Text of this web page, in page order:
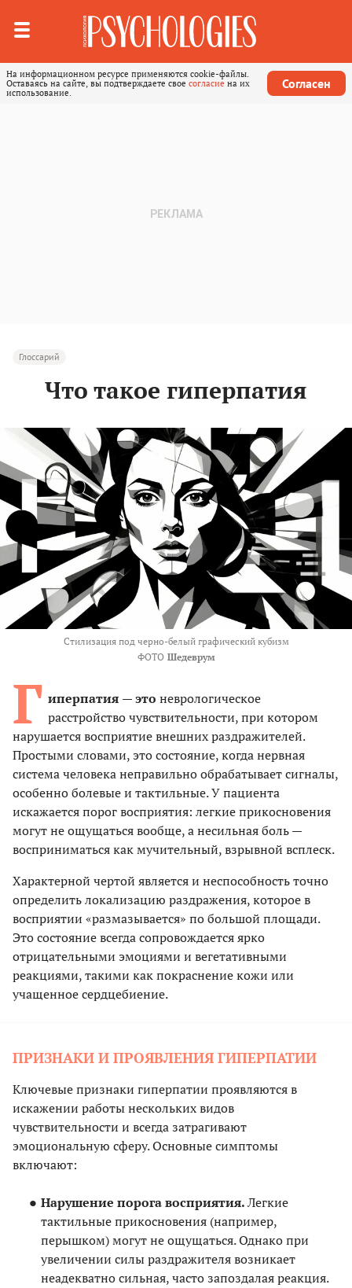
На информационном ресурсе применяются cookie-файлы.
Оставаясь на сайте, вы подтверждаете свое согласие на их
использование.
Согласен
Глоссарий
Что такое гиперпатия
Стилизация под черно-белый графический кубизм
ФОТО Шедеврум
Г иперпатия — это неврологическое
расстройство чувствительности, при котором
нарушается восприятие внешних раздражителей.
Простыми словами, это состояние, когда нервная
система человека неправильно обрабатывает сигналы,
особенно болевые и тактильные. У пациента
искажается порог восприятия: легкие прикосновения
могут не ощущаться вообще, а несильная боль —
восприниматься как мучительный, взрывной всплеск.
Характерной чертой является и неспособность точно
определить локализацию раздражения, которое в
восприятии «размазывается» по большой площади.
Это состояние всегда сопровождается ярко
отрицательными эмоциями и вегетативными
реакциями, такими как покраснение кожи или
учащенное сердцебиение.
ПРИЗНАКИ И ПРОЯВЛЕНИЯ ГИПЕРПАТИИ
Ключевые признаки гиперпатии проявляются в
искажении работы нескольких видов
чувствительности и всегда затрагивают
эмоциональную сферу. Основные симптомы
включают:
Нарушение порога восприятия.Легкие
тактильные прикосновения (например,
перышком) могут не ощущаться. Однако при
увеличении силы раздражителя возникает
неадекватно сильная, часто запоздалая реакция.